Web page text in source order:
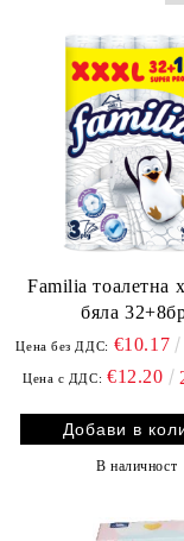
Familia тоалетна
бяла
Цена без ДДС: €10.17
Цена с ДДС: €12.20
В наличност